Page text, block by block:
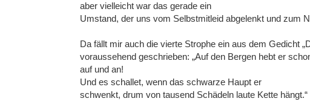
aber vielleicht war das gerade ein
Umstand, der uns vom Selbstmitleid abgelenkt und zum
Da fällt mir auch die vierte Strophe ein aus dem Gedicht
voraussehend geschrieben: „Auf den Bergen hebt er
auf und an!
Und es schallet, wenn das schwarze Haupt er
schwenkt, drum von tausend Schädeln laute Kette hängt.“